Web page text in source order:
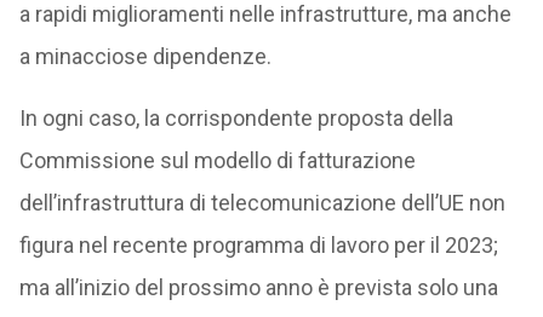
a rapidi miglioramenti nelle infrastrutture, ma anche
a minacciose dipendenze.
In ogni caso, la corrispondente proposta della
Commissione sul modello di fatturazione
dell’infrastruttura di telecomunicazione dell’UE non
figura nel recente programma di lavoro per il 2023;
ma all’inizio del prossimo anno è prevista solo una